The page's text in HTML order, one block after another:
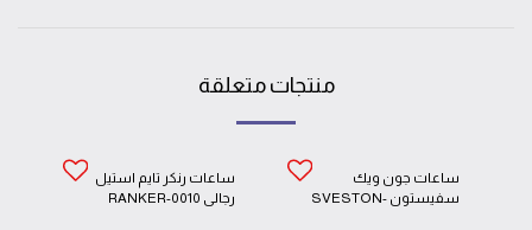
منتجات متعلقة
ساعات جون ويك
سفيستون SVESTON-
ساعات رنكر تايم استيل
رجالي RANKER-0010